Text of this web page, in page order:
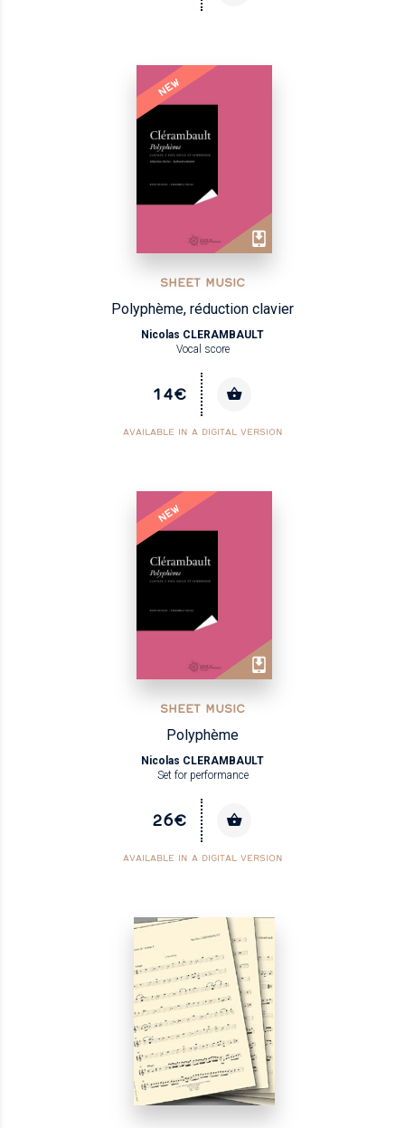
NEW
SHEET MUSIC
Polyphème, réduction clavier
Nicolas CLERAMBAULT
Vocal score
14€
AVAILABLE IN A DIGITAL VERSION
NEW
SHEET MUSIC
Polyphème
Nicolas CLERAMBAULT
Set for performance
26€
AVAILABLE IN A DIGITAL VERSION